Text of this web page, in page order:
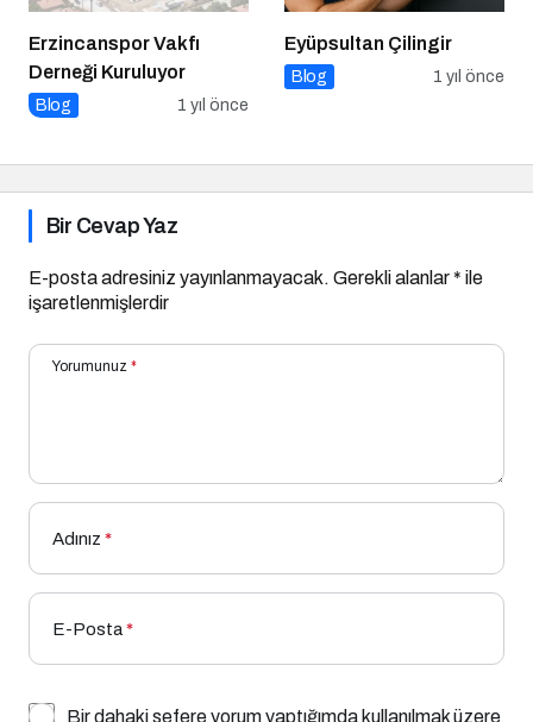
Erzincanspor Vakfı
Derneği Kuruluyor
Blog 1 yıl önce
Eyüpsultan Çilingir
Blog 1 yıl önce
Bir Cevap Yaz
E-posta adresiniz yayınlanmayacak. Gerekli alanlar* ile
işaretlenmişlerdir
Yorumunuz *
Adınız *
E-Posta*
Bir dahaki sefere yorum yaptığımda kullanılmak üzere